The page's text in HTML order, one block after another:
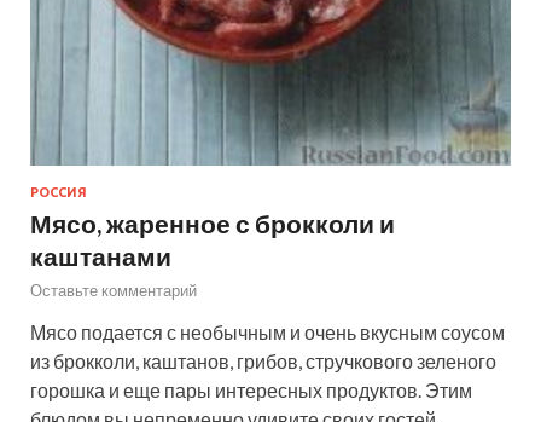
РОССИЯ
Мясо, жаренное с брокколи и
каштанами
Оставьте комментарий
Мясо подается с необычным и очень вкусным соусом
из брокколи, каштанов, грибов, стручкового зеленого
горошка и еще пары интересных продуктов. Этим